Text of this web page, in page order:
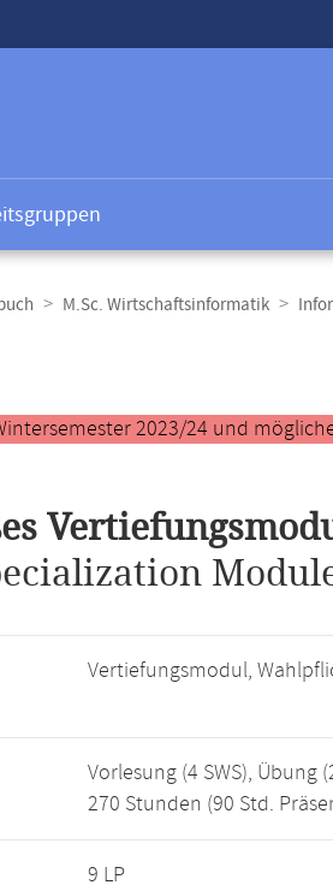
M.Sc. Wirtschaftsinformatik
2023/24 und
Vertiefungsmodul,
Vorlesung (4 SWS), Übung
270 Stunden (90 Std.
9 LP